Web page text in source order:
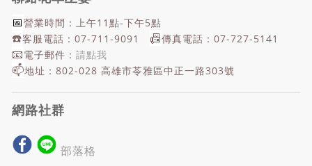
📅營業時間：上午11點-下午5點
☎️客服電話：07-711-9091 📠傳真電話：07-727-5141
📧電子郵件： 請點我
📫地址：802-028 高雄市苓雅區中正一路303號
網路社群
部落格